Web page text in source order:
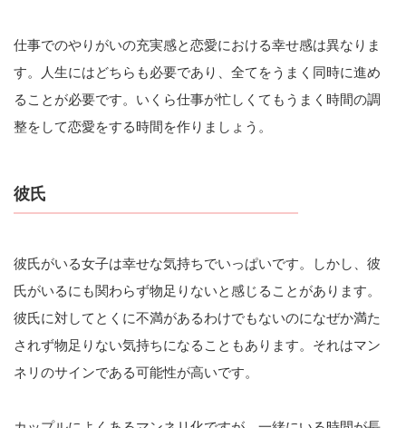
仕事でのやりがいの充実感と恋愛における幸せ感は異なりま
す。人生にはどちらも必要であり、全てをうまく同時に進め
ることが必要です。いくら仕事が忙しくてもうまく時間の調
整をして恋愛をする時間を作りましょう。
彼氏
彼氏がいる女子は幸せな気持ちでいっぱいです。しかし、彼
氏がいるにも関わらず物足りないと感じることがあります。
彼氏に対してとくに不満があるわけでもないのになぜか満た
されず物足りない気持ちになることもあります。それはマン
ネリのサインである可能性が高いです。